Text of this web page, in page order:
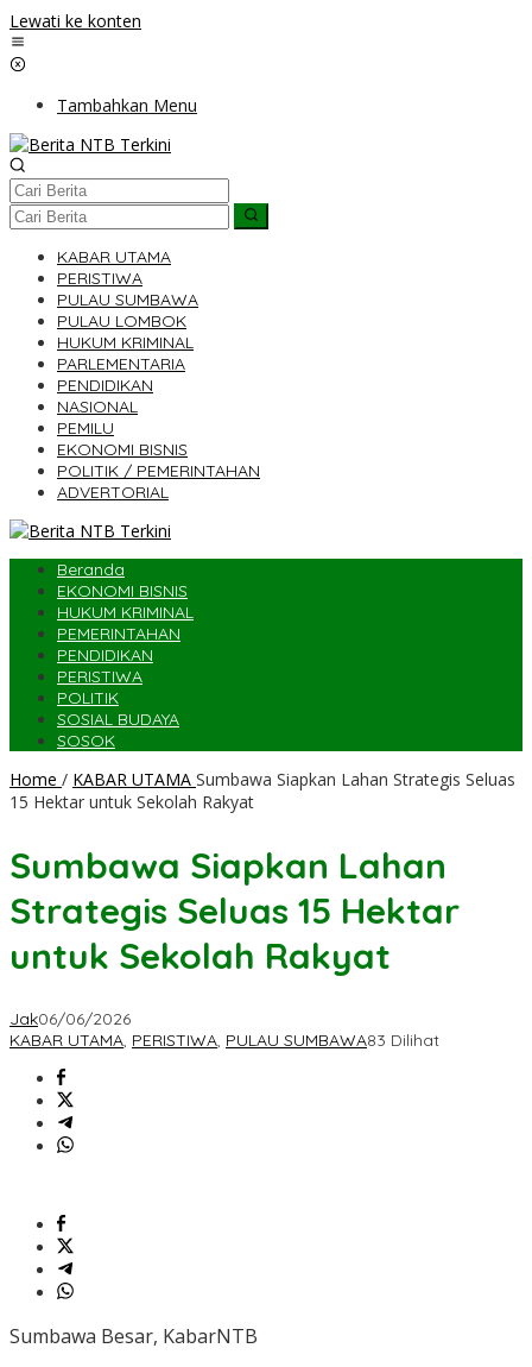
Lewati ke konten
Tambahkan Menu
KABAR UTAMA
PERISTIWA
PULAU SUMBAWA
PULAU LOMBOK
HUKUM KRIMINAL
PARLEMENTARIA
PENDIDIKAN
NASIONAL
PEMILU
EKONOMI BISNIS
POLITIK / PEMERINTAHAN
ADVERTORIAL
Beranda
EKONOMI BISNIS
HUKUM KRIMINAL
PEMERINTAHAN
PENDIDIKAN
PERISTIWA
POLITIK
SOSIAL BUDAYA
SOSOK
Home / KABAR UTAMA Sumbawa Siapkan Lahan Strategis Seluas
15 Hektar untuk Sekolah Rakyat ‎
Sumbawa Siapkan Lahan
Strategis Seluas 15 Hektar
untuk Sekolah Rakyat ‎
Jak06/06/2026
KABAR UTAMA, PERISTIWA, PULAU SUMBAWA83 Dilihat
Sumbawa Besar, KabarNTB